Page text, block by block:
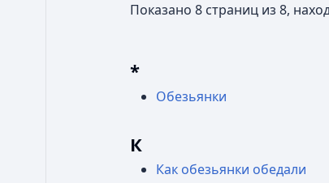
Показано 8 страниц из 8,
*
Обезьянки
К
Как обезьянки обедали